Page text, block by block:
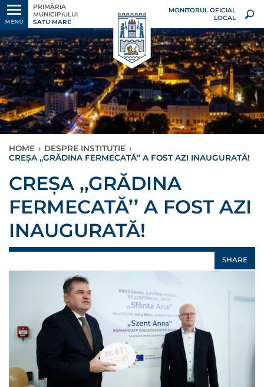
MENU
PRIMĂRIA
MUNICIPIULUI
SATU MARE
MONITORUL OFICIAL
LOCAL
HOME › DESPRE INSTITUȚIE ›
CREȘA ,,GRĂDINA FERMECATĂ’’ A FOST AZI INAUGURATĂ!
CREȘA ,,GRĂDINA
FERMECATĂ’’ A FOST AZI
INAUGURATĂ!
SHARE